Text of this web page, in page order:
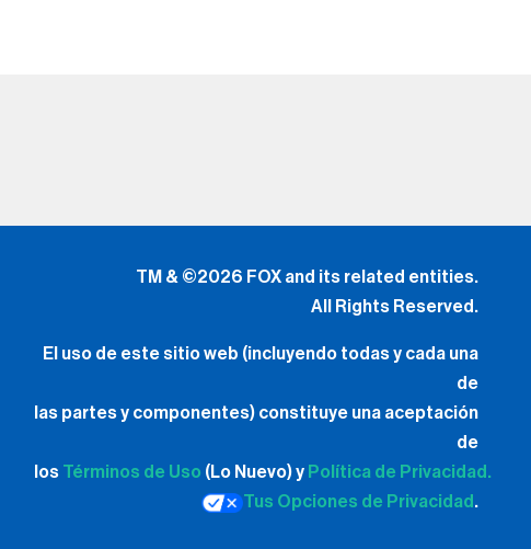
TM & ©2026 FOX and its related entities.
All Rights Reserved.
El uso de este sitio web (incluyendo todas y cada una
de
las partes y componentes) constituye una aceptación
de
los Términos de Uso (Lo Nuevo) y Política de Privacidad.
Tus Opciones de Privacidad .